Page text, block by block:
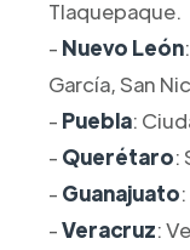
Tlaquepaque.
- Nuevo León
García, San
- Puebla:
- Querétaro:
- Guanajuato
-Veracruz: